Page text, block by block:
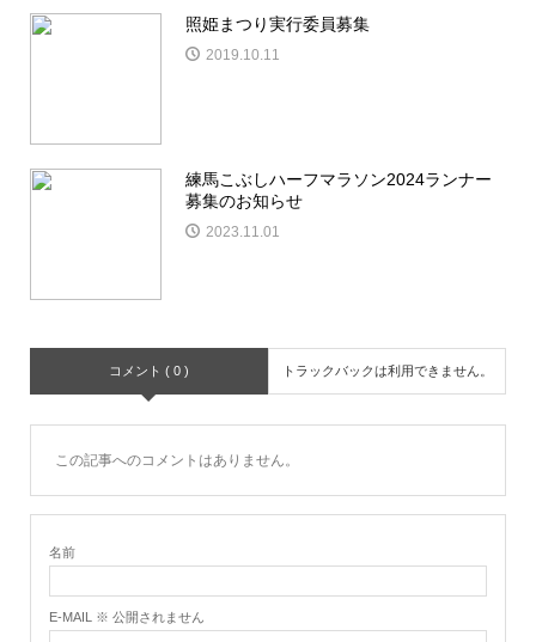
照姫まつり実行委員募集
2019.10.11
練馬こぶしハーフマラソン2024ランナー
募集のお知らせ
2023.11.01
コメント ( 0 ) トラックバックは利用できません。
この記事へのコメントはありません。
名前
E-MAIL ※ 公開されません